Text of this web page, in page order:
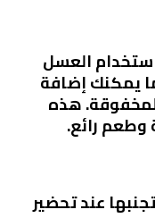
العسل
يمكنك إضافة
هذه
رائع.
عند تحضير